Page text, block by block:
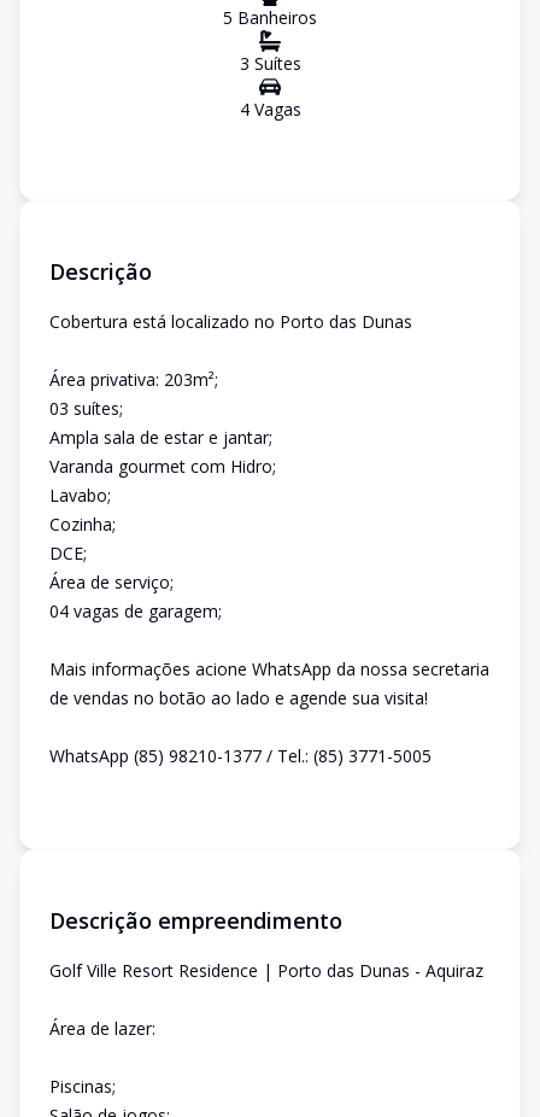
5 Banheiros
3 Suítes
4Vagas
Descrição
Cobertura está localizado no Porto das Dunas
Área privativa: 203m²;
03 suítes;
Ampla sala de estar e jantar;
Varanda gourmet com Hidro;
Lavabo;
Cozinha;
DCE;
Área de serviço;
04 vagas de garagem;
Mais informações acione WhatsApp da nossa secretaria
de vendas no botão ao lado e agende sua visita!
WhatsApp (85) 98210-1377 / Tel.: (85) 3771-5005
Descrição empreendimento
Golf Ville Resort Residence | Porto das Dunas - Aquiraz
Área de lazer:
Piscinas;